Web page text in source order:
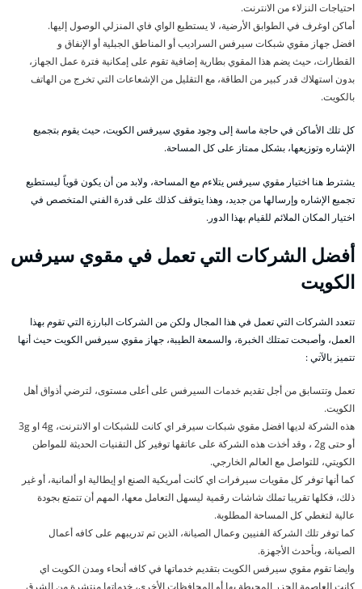
احتياجات النزلاء من الانترنت.
أماكن اوغرف في الطوابق الأرضية، لا يستطيع الواي فاي المنزلي الوصول إليها.
افضل جهاز مقوي شبكات سيرفس السراديب أو المناطق الجبلية أو الإنفاق و
القطارات، حيث يضم هذا المقوي بطارية إضافية تقوم على إمكانية فترة عمل الجهاز،
بدون استهلاك قدر كبير من الطاقة، مع التقليل من الإشعاعات التي تخرج من الهاتف
بالكويت.
كل تلك الأماكن في حاجة ماسة إلى وجود مقوي سيرفس الكويت، حيث يقوم بتجميع
الإشاره وتوزيعها، بشكل ممتاز على كل المساحة.
يشترط هنا اختيار مقوي سيرفس يتلاءم مع المساحة، ولابد من أن يكون قوياً ليستطيع
تجميع الإشاره وإرسالها من جديد، وهذا يتوقف كذلك على قدرة الفني المتخصص في
اختيار المكان الملائم للقيام بهذا الدور.
أفضل الشركات التي تعمل في مقوي سيرفس
الكويت
تتعدد الشركات التي تعمل في هذا المجال ولكن من الشركات البارزة التي تقوم بهذا
العمل، وأصبحت تمتلك الخبرة، والسمعة الطيبة، جهاز مقوي سيرفس الكويت حيث أنها
تتميز بالآتي :
تعمل وتتسابق من أجل تقديم خدمات السيرفس على أعلى مستوى، لترضي أذواق أهل
الكويت.
هذه الشركة لديها افضل مقوي شبكات سيرفر اي كانت للشبكات او الانترنت، 4g او 3g
أو حتى 2g ، وقد أخذت هذه الشركة على عاتقها توفير كل التقنيات الحديثة للمواطن
الكويتي، للتواصل مع العالم الخارجي.
كما أنها توفر كل مقويات سيرفرات اي كانت أمريكية الصنع او إيطالية او ألمانية، أو غير
ذلك، فكلها تقريبا تملك شاشات رقمية ليسهل التعامل معها، المهم أن تتمتع بجودة
عالية لتغطي كل المساحة المطلوبة.
كما توفر تلك الشركة الفنيين وعمال الصيانة، الذين تم تدريبهم على كافه أعمال
الصيانة، وبأحدث الأجهزة.
وايضا تقوم مقوي سيرفس الكويت بتقديم خدماتها في كافه أنحاء ومدن الكويت اي